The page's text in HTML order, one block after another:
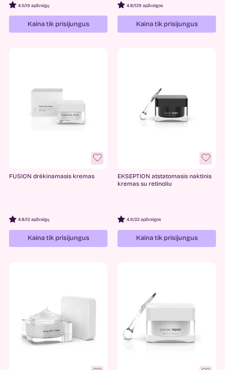
4.5/19 apžvalgų
Kaina tik prisijungus
4.8/129 apžvalgos
Kaina tik prisijungus
FUSION drėkinamasis kremas
4.8/12 apžvalgų
Kaina tik prisijungus
EKSEPTION atstatomasis naktinis
kremas su retinoliu
4.9/22 apžvalgos
Kaina tik prisijungus